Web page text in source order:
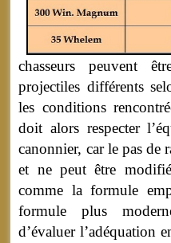
chasseurs peuvent
projectiles différents
les conditions
doit alors respecter
canonnier, car le pas de
et ne peut être
comme la formule
formule plus
d’évaluer l’adéquation